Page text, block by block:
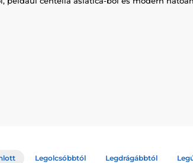
Legolcsóbbtól Legdrágábbtól